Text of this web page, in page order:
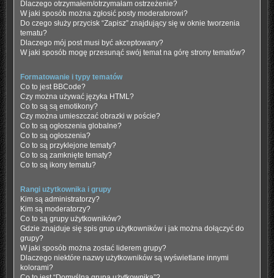
Dlaczego otrzymałem/otrzymałam ostrzeżenie?
W jaki sposób można zgłosić posty moderatorowi?
Do czego służy przycisk “Zapisz” znajdujący się w oknie tworzenia
tematu?
Dlaczego mój post musi być akceptowany?
W jaki sposób mogę przesunąć swój temat na górę strony tematów?
Formatowanie i typy tematów
Co to jest BBCode?
Czy można używać języka HTML?
Co to są są emotikony?
Czy można umieszczać obrazki w poście?
Co to są ogłoszenia globalne?
Co to są ogłoszenia?
Co to są przyklejone tematy?
Co to są zamknięte tematy?
Co to są ikony tematu?
Rangi użytkownika i grupy
Kim są administratorzy?
Kim są moderatorzy?
Co to są grupy użytkowników?
Gdzie znajduje się spis grup użytkowników i jak można dołączyć do
grupy?
W jaki sposób można zostać liderem grupy?
Dlaczego niektóre nazwy użytkowników są wyświetlane innymi
kolorami?